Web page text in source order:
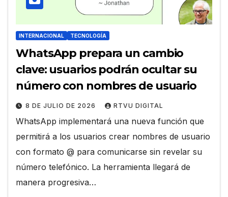
INTERNACIONAL TECNOLOGÍA
WhatsApp prepara un cambio
clave: usuarios podrán ocultar su
número con nombres de usuario
8 DE JULIO DE 2026 RTVU DIGITAL
WhatsApp implementará una nueva función que
permitirá a los usuarios crear nombres de usuario
con formato @ para comunicarse sin revelar su
número telefónico. La herramienta llegará de
manera progresiva…